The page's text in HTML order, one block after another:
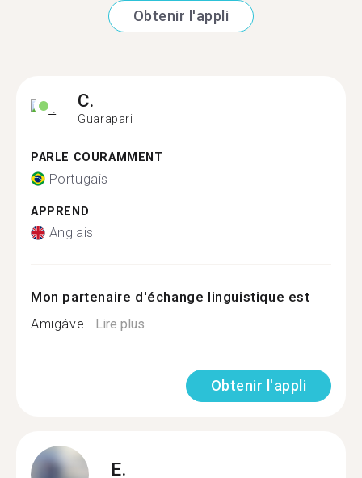
Obtenir l'appli
C.
Guarapari
PARLE COURAMMENT
Portugais
APPREND
Anglais
Mon partenaire d'échange linguistique est
Amigáve...Lire plus
Obtenir l'appli
E.